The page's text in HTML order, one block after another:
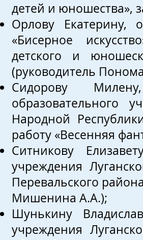
детей и юношества»,
Орлову Екатерину,
«Бисерное
детского и
(руководитель
Сидорову
образовательного
Народной
работу «Весенняя
Ситникову
учреждения
Перевальского
Мишенина А.А.);
Шунькину
учреждения